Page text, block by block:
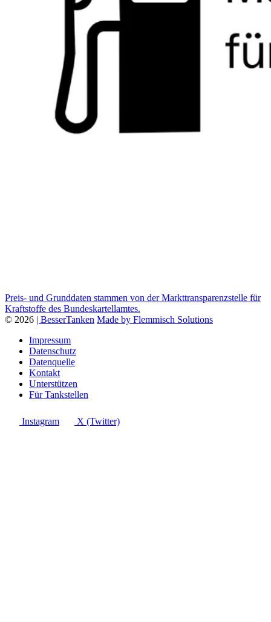
Preis- und Grunddaten stammen von der Markttransparenzstelle für
Kraftstoffe des Bundeskartellamtes.
© 2026 | BesserTanken Made by Flemmisch Solutions
Impressum
Datenschutz
Datenquelle
Kontakt
Unterstützen
Für Tankstellen
Instagram X (Twitter)